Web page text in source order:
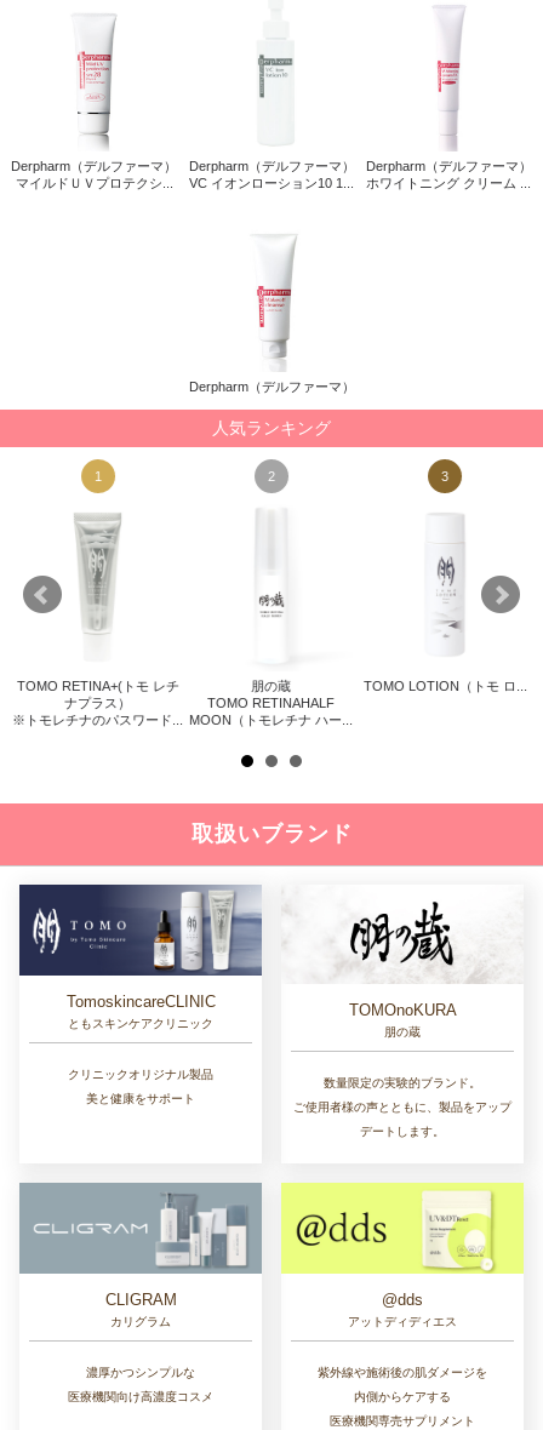
Derpharm（デルファーマ）
マイルドＵＶプロテクシ...
Derpharm（デルファーマ）
VC イオンローション10 1...
Derpharm（デルファーマ）
ホワイトニング クリーム ...
Derpharm（デルファーマ）
人気ランキング
1
TOMO RETINA+(トモ レチ
ナプラス）
※トモレチナのパスワード...
2
朋の蔵
TOMO RETINAHALF
MOON（トモレチナ ハー...
3
TOMO LOTION（トモ ロ...
取扱いブランド
TomoskincareCLINIC
ともスキンケアクリニック
クリニックオリジナル製品
美と健康をサポート
TOMOnoKURA
朋の蔵
数量限定の実験的ブランド。
ご使用者様の声とともに、製品をアップ
デートします。
CLIGRAM
カリグラム
濃厚かつシンプルな
医療機関向け高濃度コスメ
@dds
アットディディエス
紫外線や施術後の肌ダメージを
内側からケアする
医療機関専売サプリメント